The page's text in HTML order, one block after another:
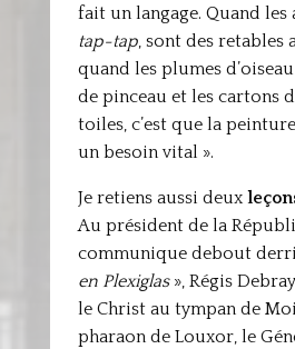
fait un langage. Quand les
tap-tap, sont des retables
quand les plumes
de pinceau et les cartons
toiles, c’est que la
un besoin vital ».
Je retiens aussi deux
Au président de la
communique debout
en Plexiglas», Régis
le Christ au tympan de
pharaon de Louxor, le